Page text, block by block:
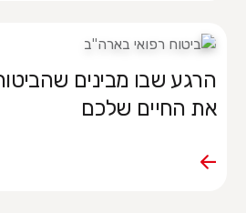
הרגע שבו מבינים
את החיים שלכם